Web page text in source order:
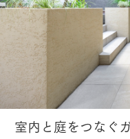
室内と庭をつなぐ